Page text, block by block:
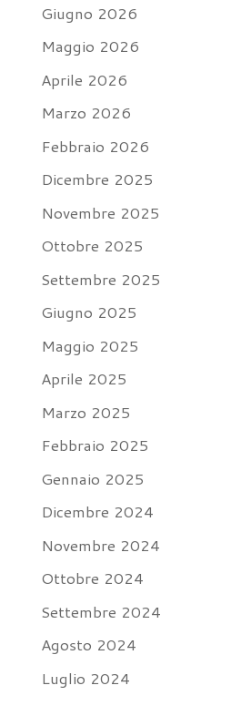
Giugno 2026
Maggio 2026
Aprile 2026
Marzo 2026
Febbraio 2026
Dicembre 2025
Novembre 2025
Ottobre 2025
Settembre 2025
Giugno 2025
Maggio 2025
Aprile 2025
Marzo 2025
Febbraio 2025
Gennaio 2025
Dicembre 2024
Novembre 2024
Ottobre 2024
Settembre 2024
Agosto 2024
Luglio 2024